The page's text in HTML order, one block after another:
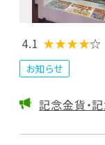
4.1 ★★★★☆
お知らせ
記念金貨・